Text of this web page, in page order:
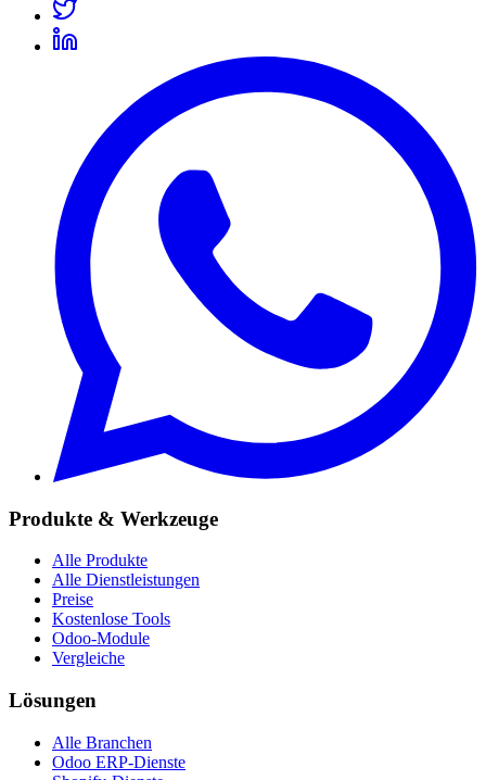
Produkte & Werkzeuge
Alle Produkte
Alle Dienstleistungen
Preise
Kostenlose Tools
Odoo-Module
Vergleiche
Lösungen
Alle Branchen
Odoo ERP-Dienste